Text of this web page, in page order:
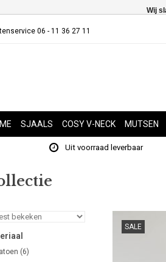
06 - 11 36 27 11
SJAALS COSY V-NECK MUTSEN
Uit voorraad leverbaar
(6)
SALE
Wij